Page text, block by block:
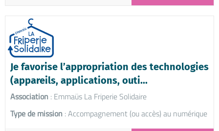
Je favorise l’appropriation des technologies
(appareils, applications, outi...
Association : Emmaüs La Friperie Solidaire
Type de mission : Accompagnement (ou accès) au numérique